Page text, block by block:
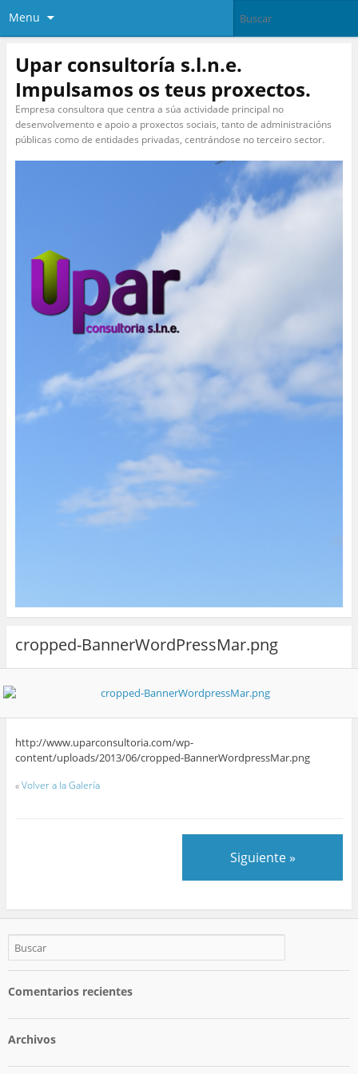
Menu
Upar consultoría s.l.n.e.
Impulsamos os teus proxectos.
Empresa consultora que centra a súa actividade principal no
desenvolvemento e apoio a proxectos sociais, tanto de administracións
públicas como de entidades privadas, centrándose no terceiro sector.
cropped-BannerWordPressMar.png
http://www.uparconsultoria.com/wp-
content/uploads/2013/06/cropped-BannerWordpressMar.png
«Volver a la Galería
Siguiente »
Comentarios recientes
Archivos